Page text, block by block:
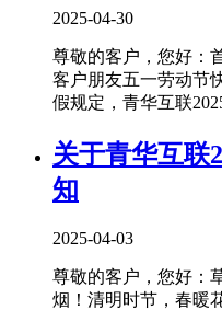
2025-04-30
尊敬的客户，您好：
客户朋友五一劳动节
假规定，青华互联
关于青华互联
知
2025-04-03
尊敬的客户，您好：
烟！清明时节，春暖